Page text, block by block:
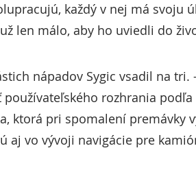
každý v nej má
len málo, aby ho uviedli do
nápadov Sygic vsadil na tri.
rozhrania
ktorá pri spomalení premávky
aj vo vývoji navigácie pre